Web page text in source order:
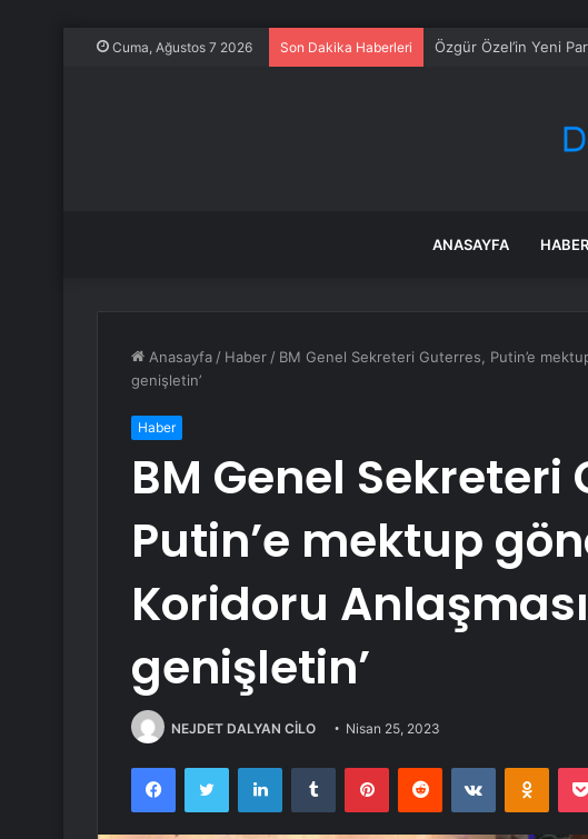
Cuma, Ağustos 7 2026 Son Dakika Haberleri Özgür Özel’in Yeni
ANASAYFA HABER
Anasayfa / Haber / BM Genel Sekreteri Guterres, Putin’e
genişletin’
Haber
BM Genel Sekreteri
Putin’e mektup
Koridoru
genişletin’
NEJDET DALYAN CİLO Nisan 25, 2023
FacebookTwitter LinkedInTumblr PinterestReddit VKontakte